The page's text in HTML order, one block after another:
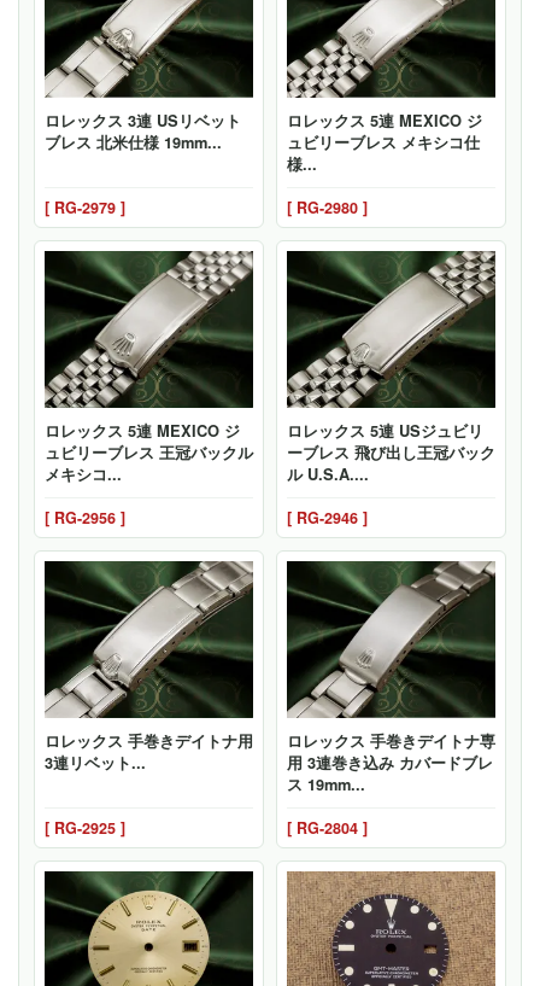
ロレックス 3連 USリベット
ブレス 北米仕様 19mm...
[ RG-2979 ]
ロレックス 5連 MEXICO ジ
ュビリーブレス メキシコ仕
様...
[ RG-2980 ]
ロレックス 5連 MEXICO ジ
ュビリーブレス 王冠バックル
メキシコ...
[ RG-2956 ]
ロレックス 5連 USジュビリ
ーブレス 飛び出し王冠バック
ル U.S.A....
[ RG-2946 ]
ロレックス 手巻きデイトナ用
3連リベット...
[ RG-2925 ]
ロレックス 手巻きデイトナ専
用 3連巻き込み カバードブレ
ス 19mm...
[ RG-2804 ]